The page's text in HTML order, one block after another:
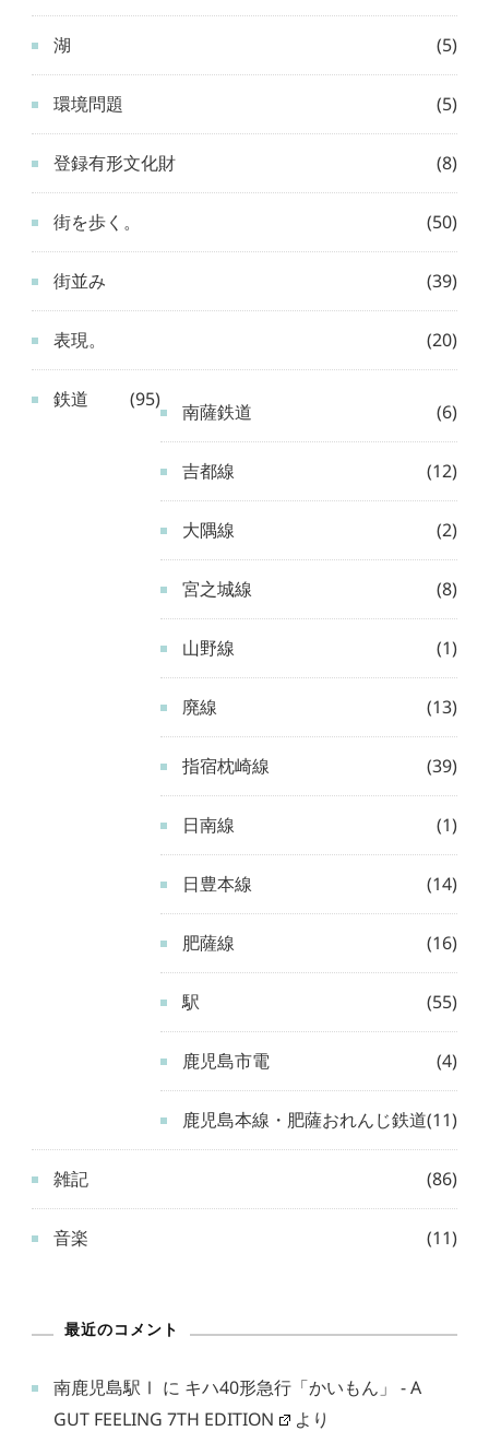
湖 (5)
環境問題 (5)
登録有形文化財 (8)
街を歩く。 (50)
街並み (39)
表現。 (20)
鉄道 (95)
南薩鉄道 (6)
吉都線 (12)
大隅線 (2)
宮之城線 (8)
山野線 (1)
廃線 (13)
指宿枕崎線 (39)
日南線 (1)
日豊本線 (14)
肥薩線 (16)
駅 (55)
鹿児島市電 (4)
鹿児島本線・肥薩おれんじ鉄道(11)
雑記 (86)
音楽 (11)
最近のコメント
南鹿児島駅Ⅰ に キハ40形急行「かいもん」 - A
GUT FEELING 7TH EDITION
より